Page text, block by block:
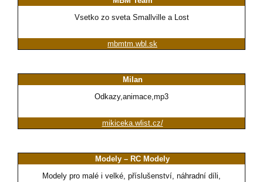
Vsetko zo sveta Smallville a Lost
mbmtm.wbl.sk
Milan
Odkazy,animace,mp3
mikiceka.wlist.cz/
Modely – RC Modely
Modely pro malé i velké, příslušenství, náhradní díli,